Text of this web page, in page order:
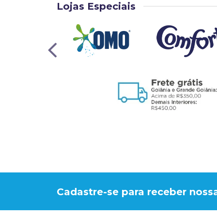
Lojas Especiais
Cadastre-se para receber